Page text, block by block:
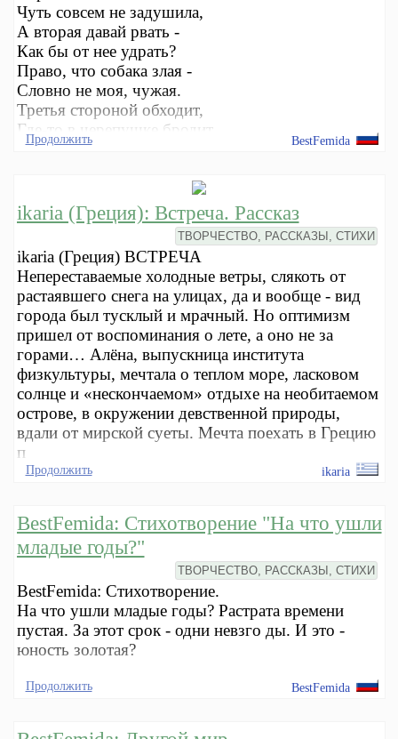
Чуть совсем не задушила,
А вторая давай рвать -
Как бы от нее удрать?
Право, что собака злая -
Словно не моя, чужая.
Третья стороной обходит,
Где-то в черепушке бродит.
И так все, кого не взять.
Продолжить BestFemida
ikaria (Греция): Встреча. Рассказ
ТВОРЧЕСТВО, РАССКАЗЫ, СТИХИ
ikaria (Греция) ВСТРЕЧА
Непереставаемые холодные ветры, слякоть от
растаявшего снега на улицах, да и вообще - вид
города был тусклый и мрачный. Но оптимизм
пришел от воспоминания о лете, а оно не за
горами… Алёна, выпускница института
физкультуры, мечтала о теплом море, ласковом
солнце и «нескончаемом» отдыхе на необитаемом
острове, в окружении девственной природы,
вдали от мирской суеты. Мечта поехать в Грецию
п
Продолжить ikaria
BestFemida: Стихотворение "На что ушли
младые годы?"
ТВОРЧЕСТВО, РАССКАЗЫ, СТИХИ
BestFemida: Стихотворение.
На что ушли младые годы? Растрата времени
пустая. За этот срок - одни невзго ды. И это -
юность золотая?
Продолжить BestFemida